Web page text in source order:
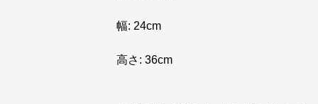
幅: 24cm
高さ: 36cm